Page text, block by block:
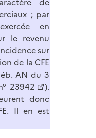
; par
en
le revenu
sur
de la CFE
AN du 3
23942
).
donc
Il en est